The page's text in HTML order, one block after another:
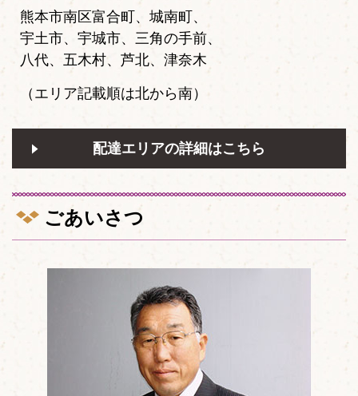
熊本市南区富合町、城南町、
宇土市、宇城市、三角の手前、
八代、五木村、芦北、津奈木
（エリア記載順は北から南）
配達エリアの詳細はこちら
ごあいさつ